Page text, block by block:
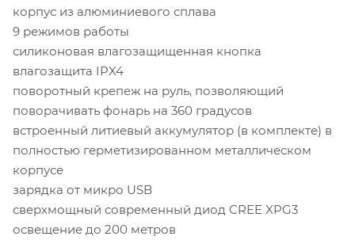
корпус из алюминиевого сплава
9 режимов работы
силиконовая влагозащищенная кнопка
влагозащита IPX4
поворотный крепеж на руль, позволяющий
поворачивать фонарь на 360 градусов
встроенный литиевый аккумулятор (в комплекте) в
полностью герметизированном металлическом
корпусе
зарядка от микро USB
сверхмощный современный диод CREE XPG3
освещение до 200 метров